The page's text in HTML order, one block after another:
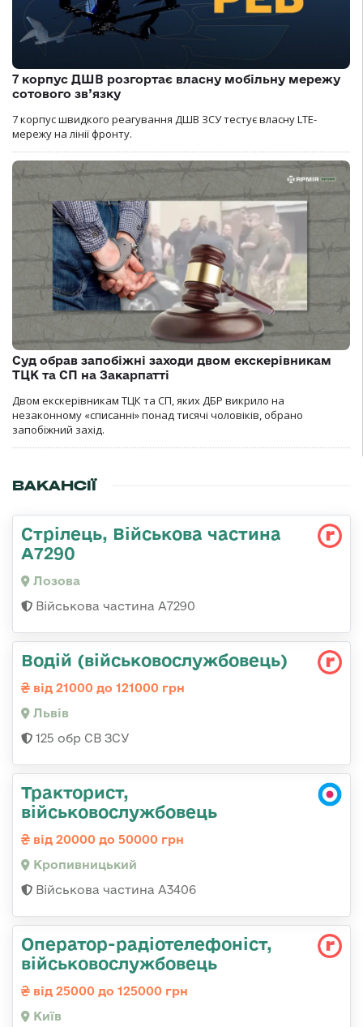
7 корпус ДШВ розгортає власну мобільну мережу
сотового зв’язку
7 корпус швидкого реагування ДШВ ЗСУ тестує власну LTE-
мережу на лінії фронту.
Суд обрав запобіжні заходи двом екскерівникам
ТЦК та СП на Закарпатті
Двом екскерівникам ТЦК та СП, яких ДБР викрило на
незаконному «списанні» понад тисячі чоловіків, обрано
запобіжний захід.
ВАКАНСІЇ
Стрілець, Військова частина
А7290
Лозова
Військова частина А7290
Водій (військовослужбовець)
від 21000 до 121000 грн
Львів
125 обр СВ ЗСУ
Тракторист,
військовослужбовець
від 20000 до 50000 грн
Кропивницький
Військова частина А3406
Оператор-радіотелефоніст,
військовослужбовець
від 25000 до 125000 грн
Київ